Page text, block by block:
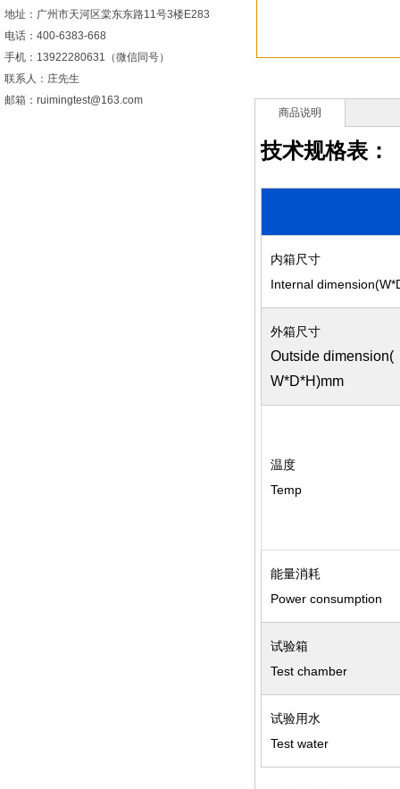
地址：广州市天河区棠东东路11号3楼E283
电话：400-6383-668
手机：13922280631（微信同号）
联系人：庄先生
邮箱：ruimingtest@163.com
商品说明
技术规格表：
内箱尺寸
Internal
外箱尺寸
Outside dimension(
W*D*H)mm
温度
Temp
能量消耗
Power consumption
试验箱
Test chamber
试验用水
Test water